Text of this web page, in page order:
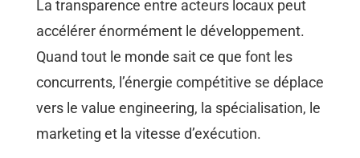
La transparence entre acteurs locaux peut
accélérer énormément le développement.
Quand tout le monde sait ce que font les
concurrents, l’énergie compétitive se déplace
vers le value engineering, la spécialisation, le
marketing et la vitesse d’exécution.